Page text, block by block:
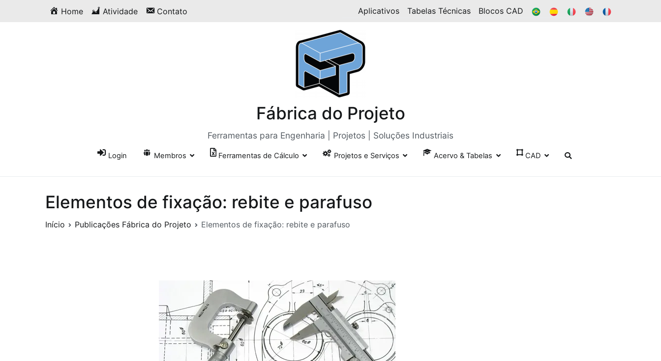
Home Atividade Contato Aplicativos Tabelas Técnicas Blocos CAD BR ES EN
Fábrica do Projeto
Ferramentas para Engenharia | Projetos | Soluções Industriais
Login Membros Ferramentas de Cálculo Projetos e Serviços Acervo & Tabelas CAD
Elementos de fixação: rebite e parafuso
Início Publicações Fábrica do Projeto Elementos de fixação: rebite e parafuso